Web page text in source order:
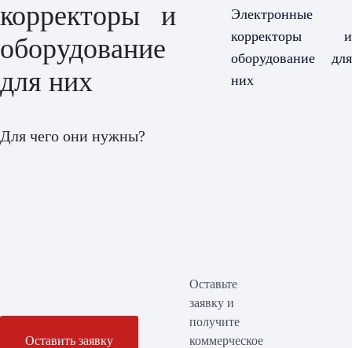
корректоры и
оборудование
для них
Для чего они нужны?
Оставить заявку
Оставьте
заявку и
получите
коммерческое
Электронные
корректоры и
оборудование для
них